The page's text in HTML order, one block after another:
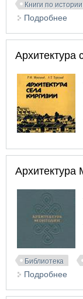
Книги по
Подробнее
Архитектура
Архитектура
Библиотека
Подробнее